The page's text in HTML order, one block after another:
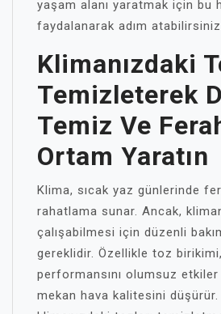
yaşam alanı yaratmak için bu
faydalanarak adım atabilirsiniz.
Klimanızdaki
Temizleterek
Temiz Ve
Ortam Yaratın
Klima, sıcak yaz günlerinde
rahatlama sunar. Ancak,
çalışabilmesi için düzenli
gereklidir. Özellikle toz
performansını olumsuz
mekan hava kalitesini düşürür.